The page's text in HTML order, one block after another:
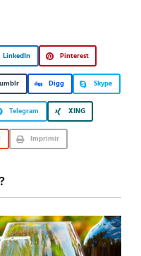
LinkedIn Pinterest
Digg Skype
Telegram XING
Imprimir